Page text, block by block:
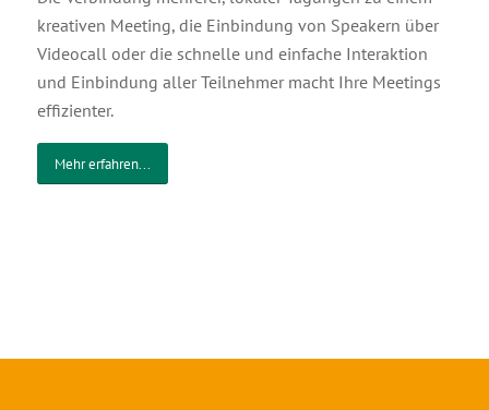
kreativen Meeting, die Einbindung von Speakern über
Videocall oder die schnelle und einfache Interaktion
und Einbindung aller Teilnehmer macht Ihre Meetings
effizienter.
Mehr erfahren...